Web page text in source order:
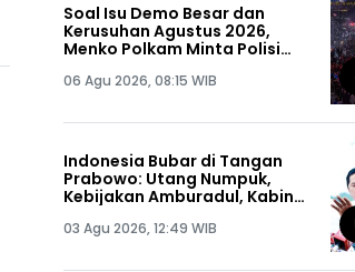
Soal Isu Demo Besar dan
Kerusuhan Agustus 2026,
Menko Polkam Minta Polisi
Dapat, Siap-siap!
06 Agu 2026, 08:15 WIB
Indonesia Bubar di Tangan
Prabowo: Utang Numpuk,
Kebijakan Amburadul, Kabinet
Semua!
03 Agu 2026, 12:49 WIB